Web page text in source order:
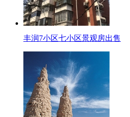
丰润7小区七小区景观房出售